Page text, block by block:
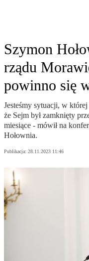
Szymon
rządu
powinno się
Jesteśmy sytuacji, w
że Sejm był zamknięty
miesiące - mówił na
Hołownia.
Publikacja: 28.11.2023 11:46